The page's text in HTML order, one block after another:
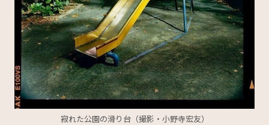
寂れた公園の滑り台（撮影・小野寺宏友）